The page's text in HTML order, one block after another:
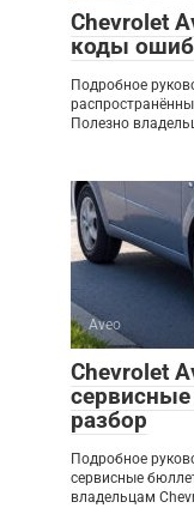
Chevrolet
коды
Подробное
Полезно
Aveo
Chevrolet
разбор
Подробное
сервисные
владельцам